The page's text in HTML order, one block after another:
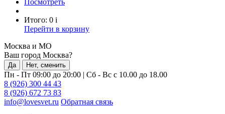
Посмотреть
Итого: 0 i
Перейти в корзину
Москва и МО
Ваш город Москва?
Да Нет, сменить
Пн - Пт 09:00 до 20:00 | Сб - Вс с 10.00 до 18.00
8 (926) 300 44 43
8 (926) 672 73 83
info@lovesvet.ru Обратная связь